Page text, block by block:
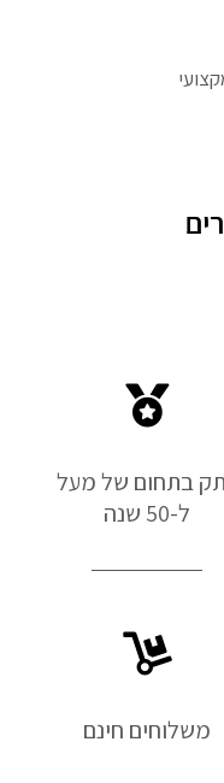
בתחום של מעל
ל-50 שנה
משלוחים חינם